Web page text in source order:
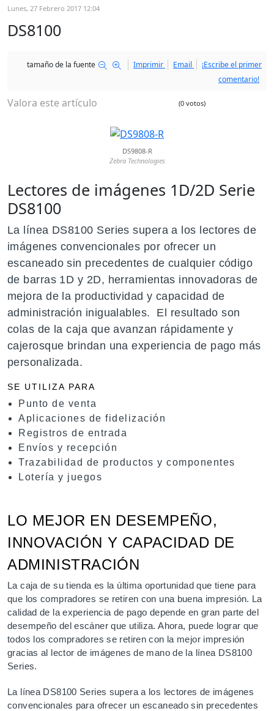
Lunes, 27 Febrero 2017 12:04
DS8100
tamaño de la fuente Imprimir Email
¡Escribe el primer
comentario!
Valora este artículo (0 votos)
DS9808-R
Zebra Technologies
Lectores de imágenes 1D/2D Serie
DS8100
La línea DS8100 Series supera a los lectores de
imágenes convencionales por ofrecer un
escaneado sin precedentes de cualquier código
de barras 1D y 2D, herramientas innovadoras de
mejora de la productividad y capacidad de
administración inigualables. El resultado son
colas de la caja que avanzan rápidamente y
cajerosque brindan una experiencia de pago más
personalizada.
SE UTILIZA PARA
Punto de venta
Aplicaciones de fidelización
Registros de entrada
Envíos y recepción
Trazabilidad de productos y componentes
Lotería y juegos
LO MEJOR EN DESEMPEÑO,
INNOVACIÓN Y CAPACIDAD DE
ADMINISTRACIÓN
La caja de su tienda es la última oportunidad que tiene para
que los compradores se retiren con una buena impresión. La
calidad de la experiencia de pago depende en gran parte del
desempeño del escáner que utiliza. Ahora, puede lograr que
todos los compradores se retiren con la mejor impresión
gracias al lector de imágenes de mano de la línea DS8100
Series.
La línea DS8100 Series supera a los lectores de imágenes
convencionales para ofrecer un escaneado sin precedentes